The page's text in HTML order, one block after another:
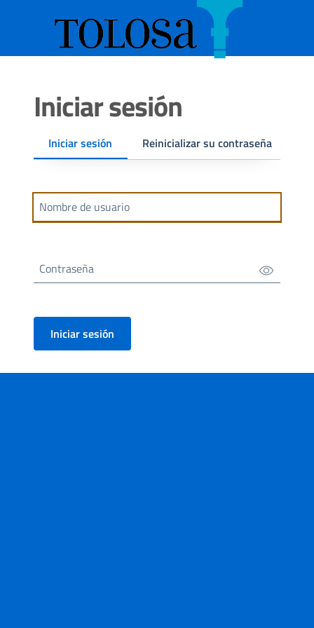
Iniciar sesión
Solapas principales
Iniciar sesión Reinicializar su contraseña
Nombre de usuario
Contraseña Show/